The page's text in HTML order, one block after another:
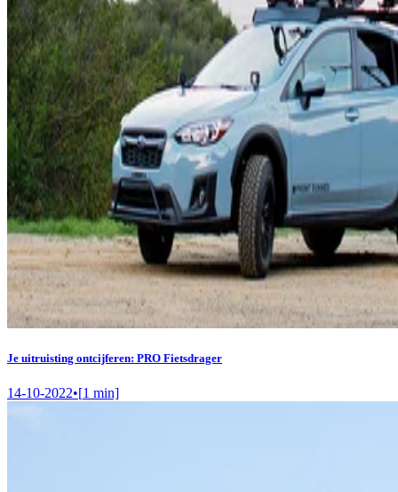
Je uitruisting ontcijferen: PRO Fietsdrager
14-10-2022•[1 min]